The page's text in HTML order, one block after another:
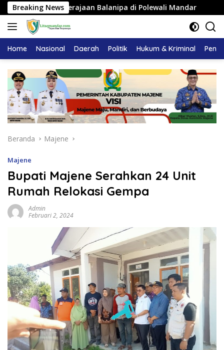
Langsung
ke
konten
Breaking News
Kerajaan Balanipa di Polewali Mandar Pemkab
Home Nasional Daerah Politik Hukum & Kriminal
Beranda Majene
Majene
Bupati Majene Serahkan 24 Unit
Rumah Relokasi Gempa
Admin
Februari 2, 2024